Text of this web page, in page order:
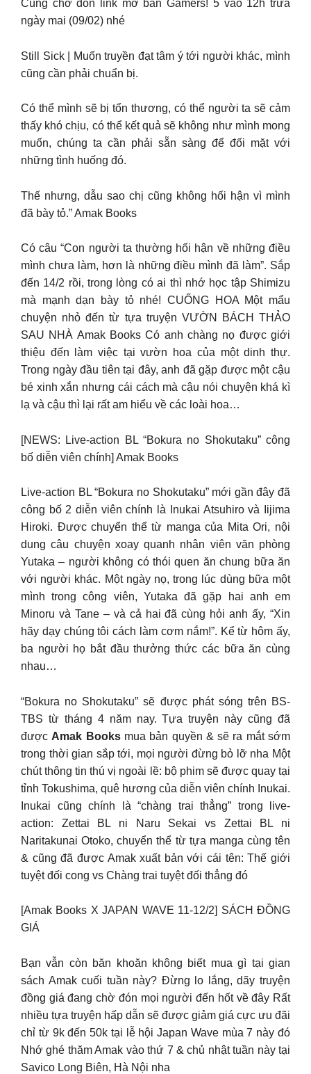
Cùng chờ đón link mở bán Gamers! 5 vào 12h trưa
ngày mai (09/02) nhé
Still Sick | Muốn truyền đạt tâm ý tới người khác, mình
cũng cần phải chuẩn bị.
Có thể mình sẽ bị tổn thương, có thể người ta sẽ cảm
thấy khó chịu, có thể kết quả sẽ không như mình mong
muốn, chúng ta cần phải sẵn sàng để đối mặt với
những tình huống đó.
Thế nhưng, dẫu sao chị cũng không hối hận vì mình
đã bày tỏ.” Amak Books
Có câu “Con người ta thường hối hận về những điều
mình chưa làm, hơn là những điều mình đã làm”. Sắp
đến 14/2 rồi, trong lòng có ai thì nhớ học tập Shimizu
mà mạnh dạn bày tỏ nhé! CUỐNG HOA Một mẩu
chuyện nhỏ đến từ tựa truyện VƯỜN BÁCH THẢO
SAU NHÀ Amak Books Có anh chàng nọ được giới
thiệu đến làm việc tại vườn hoa của một dinh thự.
Trong ngày đầu tiên tại đây, anh đã gặp được một cậu
bé xinh xắn nhưng cái cách mà cậu nói chuyện khá kì
lạ và cậu thì lại rất am hiểu về các loài hoa…
[NEWS: Live-action BL “Bokura no Shokutaku” công
bố diễn viên chính] Amak Books
Live-action BL “Bokura no Shokutaku” mới gần đây đã
công bố 2 diễn viên chính là Inukai Atsuhiro và Iijima
Hiroki. Được chuyển thể từ manga của Mita Ori, nội
dung câu chuyện xoay quanh nhân viên văn phòng
Yutaka – người không có thói quen ăn chung bữa ăn
với người khác. Một ngày nọ, trong lúc dùng bữa một
mình trong công viên, Yutaka đã gặp hai anh em
Minoru và Tane – và cả hai đã cùng hỏi anh ấy, “Xin
hãy dạy chúng tôi cách làm cơm nắm!”. Kể từ hôm ấy,
ba người họ bắt đầu thưởng thức các bữa ăn cùng
nhau…
“Bokura no Shokutaku” sẽ được phát sóng trên BS-
TBS từ tháng 4 năm nay. Tựa truyện này cũng đã
được Amak Books mua bản quyền & sẽ ra mắt sớm
trong thời gian sắp tới, mọi người đừng bỏ lỡ nha Một
chút thông tin thú vị ngoài lề: bộ phim sẽ được quay tại
tỉnh Tokushima, quê hương của diễn viên chính Inukai.
Inukai cũng chính là “chàng trai thẳng” trong live-
action: Zettai BL ni Naru Sekai vs Zettai BL ni
Naritakunai Otoko, chuyển thể từ tựa manga cùng tên
& cũng đã được Amak xuất bản với cái tên: Thế giới
tuyệt đối cong vs Chàng trai tuyệt đối thẳng đó
[Amak Books X JAPAN WAVE 11-12/2] SÁCH ĐỒNG
GIÁ
Bạn vẫn còn băn khoăn không biết mua gì tại gian
sách Amak cuối tuần này? Đừng lo lắng, dãy truyện
đồng giá đang chờ đón mọi người đến hốt về đây Rất
nhiều tựa truyện hấp dẫn sẽ được giảm giá cực ưu đãi
chỉ từ 9k đến 50k tại lễ hội Japan Wave mùa 7 này đó
Nhớ ghé thăm Amak vào thứ 7 & chủ nhật tuần này tại
Savico Long Biên, Hà Nội nha